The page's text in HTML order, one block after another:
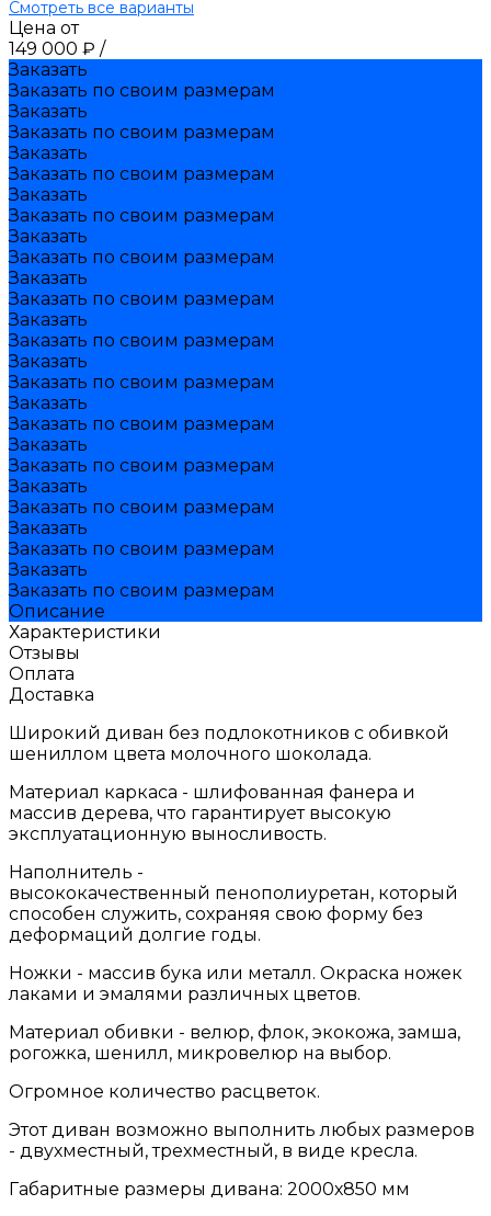
Смотреть все варианты
Цена от
149 000 ₽ /
Заказать
Заказать по своим размерам
Заказать
Заказать по своим размерам
Заказать
Заказать по своим размерам
Заказать
Заказать по своим размерам
Заказать
Заказать по своим размерам
Заказать
Заказать по своим размерам
Заказать
Заказать по своим размерам
Заказать
Заказать по своим размерам
Заказать
Заказать по своим размерам
Заказать
Заказать по своим размерам
Заказать
Заказать по своим размерам
Заказать
Заказать по своим размерам
Заказать
Заказать по своим размерам
Описание
Характеристики
Отзывы
Оплата
Доставка
Широкий диван без подлокотников с обивкой
шениллом цвета молочного шоколада.
Материал каркаса - шлифованная фанера и
массив дерева, что гарантирует высокую
эксплуатационную выносливость.
Наполнитель -
высококачественный пенополиуретан, который
способен служить, сохраняя свою форму без
деформаций долгие годы.
Ножки - массив бука или металл. Окраска ножек
лаками и эмалями различных цветов.
Материал обивки - велюр, флок, экокожа, замша,
рогожка, шенилл, микровелюр на выбор.
Огромное количество расцветок.
Этот диван возможно выполнить любых размеров
- двухместный, трехместный, в виде кресла.
Габаритные размеры дивана: 2000х850 мм